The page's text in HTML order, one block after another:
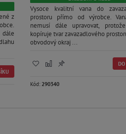
z
Vysoce kvalitní vana do
prostoru přímo od výrobce.
nemusí dále upravovat,
kopíruje tvar zavazadlového
obvodový okraj ...
Kód: 290340